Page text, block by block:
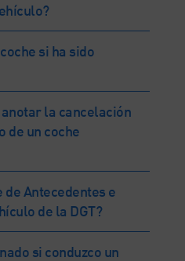
si ha sido
la cancelación
de un coche
de Antecedentes e
de la DGT?
si conduzco un